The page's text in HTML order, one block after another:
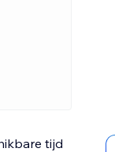
tijd